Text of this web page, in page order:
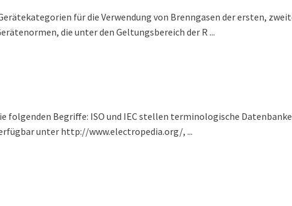
für die Verwendung von Brenngasen der ersten,
die unter den Geltungsbereich der R ...
folgenden Begriffe: ISO und IEC stellen terminologische
unter http://www.electropedia.org/, ...